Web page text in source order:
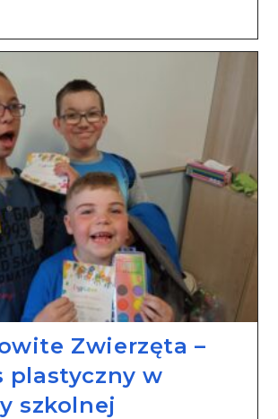
Zwierzęta –
plastyczny w
szkolnej